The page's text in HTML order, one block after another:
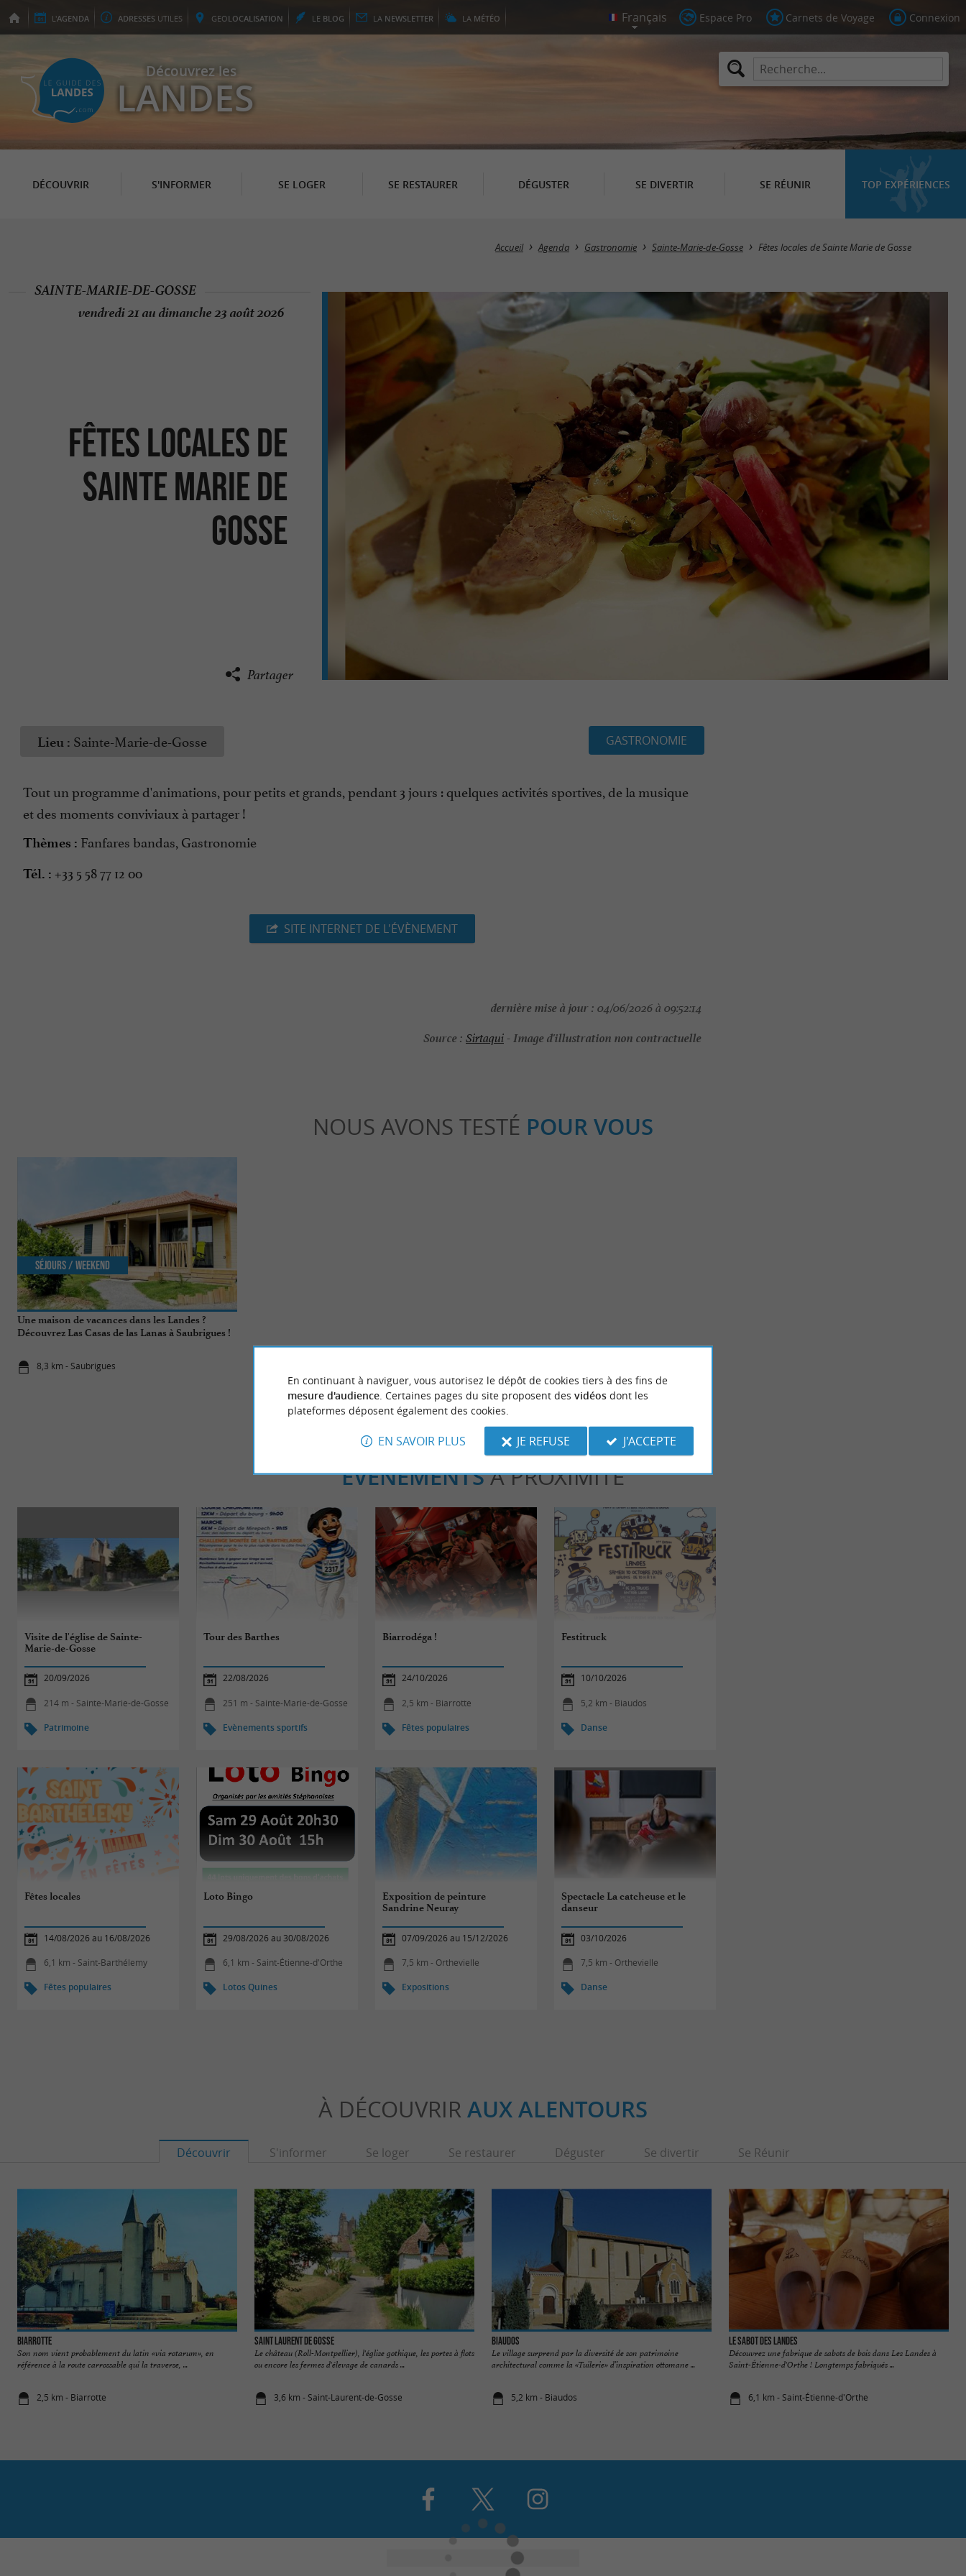
L'AGENDA ADRESSES UTILES GEOLOCALISATION LE BLOG LA NEWSLETTER LA MÉTÉO Espace Pro Carnets de Voyage Connexion
Découvrez les
LANDES
DÉCOUVRIR S'INFORMER SE LOGER SE RESTAURER DÉGUSTER SE DIVERTIR SE RÉUNIR TOP EXPÉRIENCES
Accueil Agenda Gastronomie Sainte-Marie-de-Gosse Fêtes locales de Sainte Marie de Gosse
Fêtes locales de
Sainte Marie de
Gosse
SAINTE-MARIE-DE-GOSSE
vendredi 21 au dimanche 23 août 2026
Partager
Lieu : Sainte-Marie-de-Gosse GASTRONOMIE
Tout un programme d'animations, pour petits et grands, pendant 3 jours : quelques activités sportives, de la musique
et des moments conviviaux à partager !
Thèmes : Fanfares bandas, Gastronomie
Tél. : +33 5 58 77 12 00
SITE INTERNET DE L'ÉVÈNEMENT
dernière mise à jour : 04/06/2026 à 09:52:14
Source : Sirtaqui-Image d'illustration non contractuelle
NOUS AVONS TESTÉ POUR VOUS
Une maison de vacances dans les Landes ?
Découvrez Las Casas de las Lanas à Saubrigues !
8,3 km - Saubrigues
Séjours / Weekend
ÉVÈNEMENTSÀ PROXIMITÉ
Visite de l'église de Sainte-
Marie-de-Gosse
20/09/2026
214 m - Sainte-Marie-de-Gosse
Patrimoine
Tour des Barthes
22/08/2026
251 m - Sainte-Marie-de-Gosse
Evènements sportifs
Biarrodéga !
24/10/2026
2,5 km - Biarrotte
Fêtes populaires
Festitruck
10/10/2026
5,2 km - Biaudos
Danse
Fêtes locales
14/08/2026 au 16/08/2026
6,1 km - Saint-Barthélemy
Fêtes populaires
Loto Bingo
29/08/2026 au 30/08/2026
6,1 km - Saint-Étienne-d'Orthe
Lotos Quines
Exposition de peinture
Sandrine Neuray
07/09/2026 au 15/12/2026
7,5 km - Orthevielle
Expositions
Spectacle La catcheuse et le
danseur
03/10/2026
7,5 km - Orthevielle
Danse
À DÉCOUVRIR AUX ALENTOURS
Découvrir S'informer Se loger Se restaurer Déguster Se divertir Se Réunir
Biarrotte
Son nom vient probablement du latin «via rotarum», en
référence à la route carrossable qui la traverse, ...
2,5 km - Biarrotte
Saint Laurent de Gosse
Le château (Roll-Montpellier), l'église gothique, les portes à flots
ou encore les fermes d'élevage de canards ...
3,6 km - Saint-Laurent-de-Gosse
Biaudos
Le village surprend par la diversité de son patrimoine
architectural comme la «Tuilerie» d’inspiration ottomane ...
5,2 km - Biaudos
Le Sabot des Landes
Découvrez une fabrique de sabots de bois dans Les Landes à
Saint-Étienne-d'Orthe ! Longtemps fabriqués ...
6,1 km - Saint-Étienne-d'Orthe
En continuant à naviguer, vous autorisez le dépôt de cookies tiers à des fins de
mesure d'audience. Certaines pages du site proposent des vidéosdont les
plateformes déposent également des cookies.
EN SAVOIR PLUS JE REFUSE J'ACCEPTE